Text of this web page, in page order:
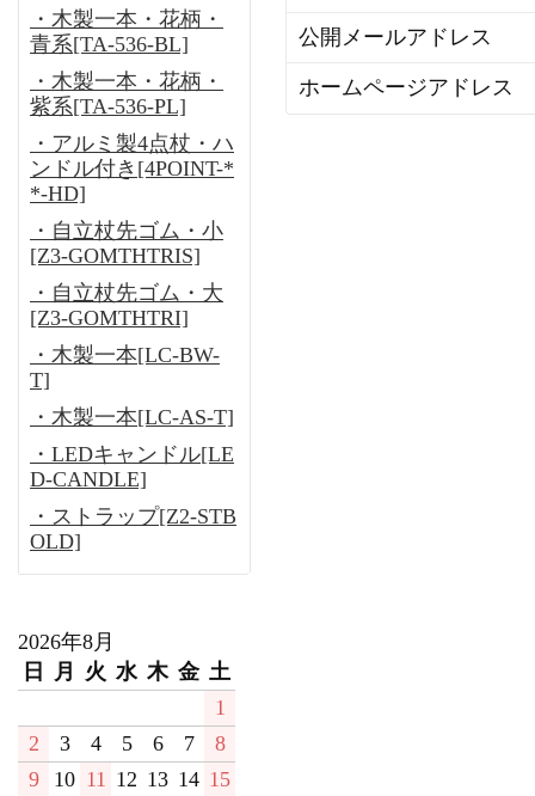
・木製一本・花柄・
青系[TA-536-BL]
・木製一本・花柄・
紫系[TA-536-PL]
・アルミ製4点杖・ハ
ンドル付き[4POINT-*
*-HD]
・自立杖先ゴム・小
[Z3-GOMTHTRIS]
・自立杖先ゴム・大
[Z3-GOMTHTRI]
・木製一本[LC-BW-
T]
・木製一本[LC-AS-T]
・LEDキャンドル[LE
D-CANDLE]
・ストラップ[Z2-STB
OLD]
2026年8月
日
月 火 水 木 金 土
1
2
3 4 5 6 7
8
9
10 11 12 13 14 15
公開メールアドレス
ホームページアドレス